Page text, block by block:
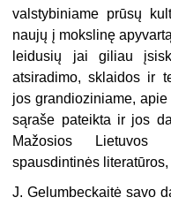
valstybiniame prūsų
naujų į mokslinę
leidusių jai giliau
atsiradimo, sklaidos ir
jos grandioziniame,
sąraše pateikta ir jos
Mažosios Lietuvos
spausdintinės
J. Gelumbeckaitė savo